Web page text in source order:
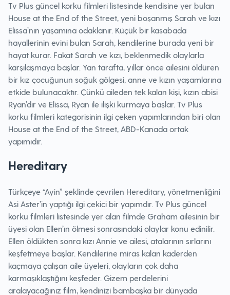
Tv Plus güncel korku filmleri listesinde kendisine yer bulan
House at the End of the Street, yeni boşanmış Sarah ve kızı
Elissa’nın yaşamına odaklanır. Küçük bir kasabada
hayallerinin evini bulan Sarah, kendilerine burada yeni bir
hayat kurar. Fakat Sarah ve kızı, beklenmedik olaylarla
karşılaşmaya başlar. Yan tarafta, yıllar önce ailesini öldüren
bir kız çocuğunun soğuk gölgesi, anne ve kızın yaşamlarına
etkide bulunacaktır. Çünkü aileden tek kalan kişi, kızın abisi
Ryan’dır ve Elissa, Ryan ile ilişki kurmaya başlar. Tv Plus
korku filmleri kategorisinin ilgi çeken yapımlarından biri olan
House at the End of the Street, ABD-Kanada ortak
yapımıdır.
Hereditary
Türkçeye “Ayin” şeklinde çevrilen Hereditary, yönetmenliğini
Asi Aster’in yaptığı ilgi çekici bir yapımdır. Tv Plus güncel
korku filmleri listesinde yer alan filmde Graham ailesinin bir
üyesi olan Ellen’ın ölmesi sonrasındaki olaylar konu edinilir.
Ellen öldükten sonra kızı Annie ve ailesi, atalarının sırlarını
keşfetmeye başlar. Kendilerine miras kalan kaderden
kaçmaya çalışan aile üyeleri, olayların çok daha
karmaşıklaştığını keşfeder. Gizem perdelerini
aralayacağınız film, kendinizi bambaşka bir dünyada